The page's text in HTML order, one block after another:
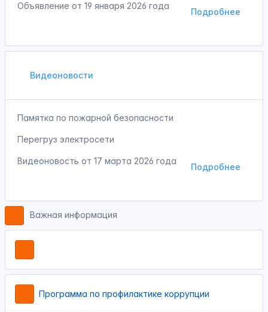
Подробнее
Объявление от 19 января 2026 года
Видеоновости
Памятка по пожарной безопасности
Перегруз электросети
Подробнее
Видеоновость от 17 марта 2026 года
Важная информация
Программа по профилактике коррупции